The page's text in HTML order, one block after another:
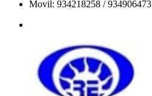
Movil: 934218258 / 934906473